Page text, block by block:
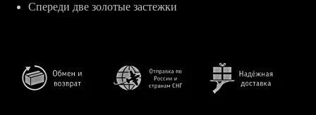
Спереди две золотые застежки